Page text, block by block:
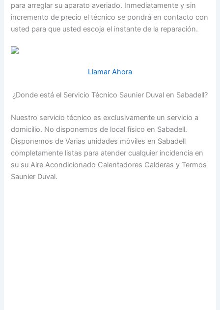
para arreglar su aparato averiado. Inmediatamente y sin
incremento de precio el técnico se pondrá en contacto con
usted para que usted escoja el instante de la reparación.
Llamar Ahora
¿Donde está el Servicio Técnico Saunier Duval en Sabadell?
Nuestro servicio técnico es exclusivamente un servicio a
domicilio. No disponemos de local físico en Sabadell.
Disponemos de Varias unidades móviles en Sabadell
completamente listas para atender cualquier incidencia en
su su Aire Acondicionado Calentadores Calderas y Termos
Saunier Duval.